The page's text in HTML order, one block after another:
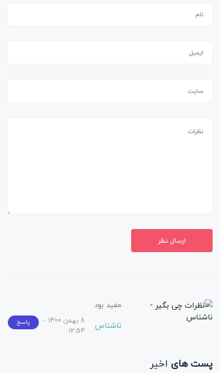
ارسال نظر
مفید بود
ناشناس
8 بهمن 1400 -
12:54
پاسخ
پست های اخیر